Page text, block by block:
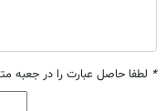
* لطفا حاصل عبارت را در جعبه